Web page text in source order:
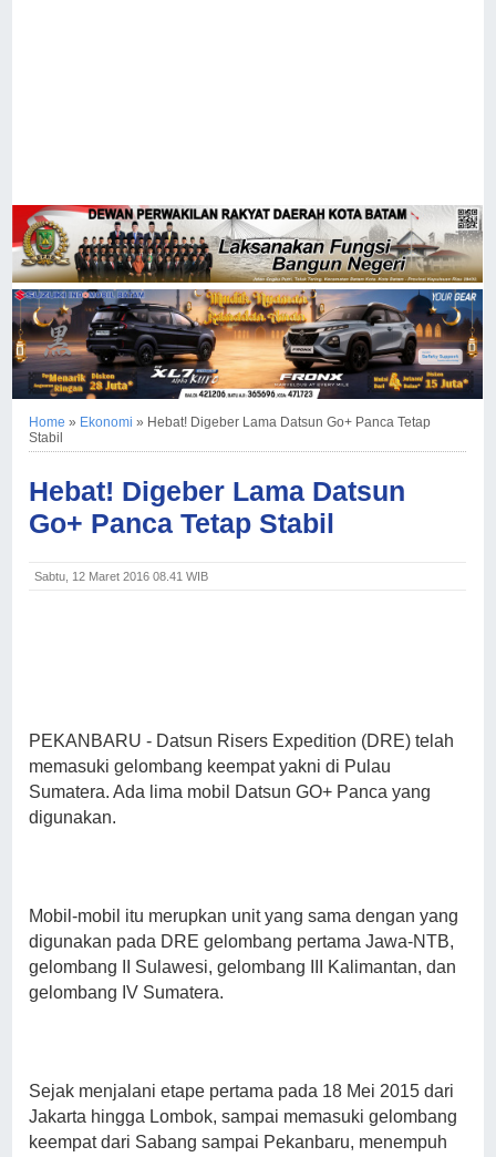
Home » Ekonomi » Hebat! Digeber Lama Datsun Go+ Panca Tetap
Stabil
Hebat! Digeber Lama Datsun
Go+ Panca Tetap Stabil
Sabtu, 12 Maret 2016 08.41 WIB
PEKANBARU- Datsun Risers Expedition (DRE) telah
memasuki gelombang keempat yakni di Pulau
Sumatera. Ada lima mobil Datsun GO+ Panca yang
digunakan.
Mobil-mobil itu merupkan unit yang sama dengan yang
digunakan pada DRE gelombang pertama Jawa-NTB,
gelombang II Sulawesi, gelombang III Kalimantan, dan
gelombang IV Sumatera.
Sejak menjalani etape pertama pada 18 Mei 2015 dari
Jakarta hingga Lombok, sampai memasuki gelombang
keempat dari Sabang sampai Pekanbaru, menempuh